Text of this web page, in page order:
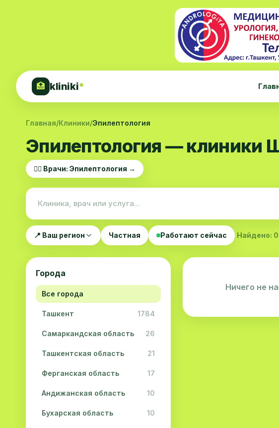
🏥 kliniki*
Главная/Клиники/Эпилептология
Эпилептология — клиники
👨‍⚕️ Врачи: Эпилептология →
📍 Ваш регион Частная Работают сейчас Найдено: 0
Города
Все города
Ташкент 1784
Самаркандская область 26
Ташкентская область 21
Ферганская область 17
Андижанская область 10
Бухарская область 10
Ничего не